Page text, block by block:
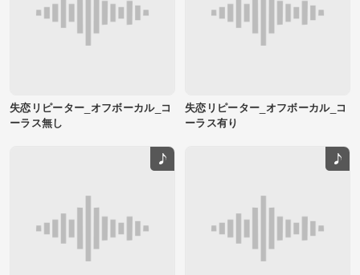
失恋リピーター_オフボーカル_コ
ーラス無し
失恋リピーター_オフボーカル_コ
ーラス有り